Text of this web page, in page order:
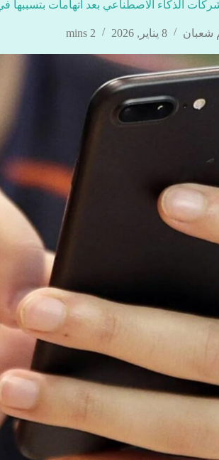
الذكاء الاصطناعي بعد اتهامات بتسببها
شعبان 8 يناير, 2026 2 mins